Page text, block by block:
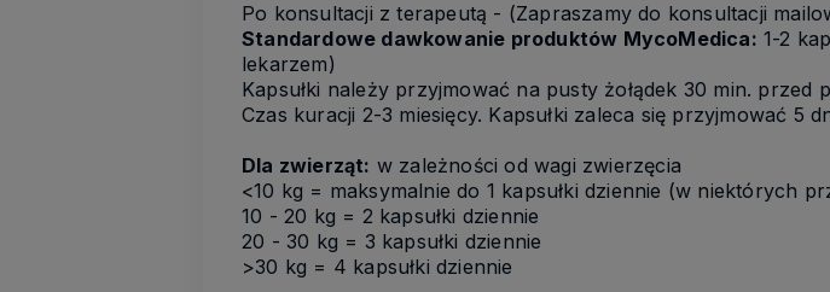
Po konsultacji z terapeutą - (Zapraszamy do konsultacji
Standardowe dawkowanie produktów MycoMedica: 1-2
lekarzem)
Kapsułki należy przyjmować na pusty żołądek 30 min. przed
Czas kuracji 2-3 miesięcy. Kapsułki zaleca się przyjmować 5
Dla zwierząt: w zależności od wagi zwierzęcia
<10 kg = maksymalnie do 1 kapsułki dziennie (w niektórych
10 - 20 kg = 2 kapsułki dziennie
20 - 30 kg = 3 kapsułki dziennie
>30 kg = 4 kapsułki dziennie